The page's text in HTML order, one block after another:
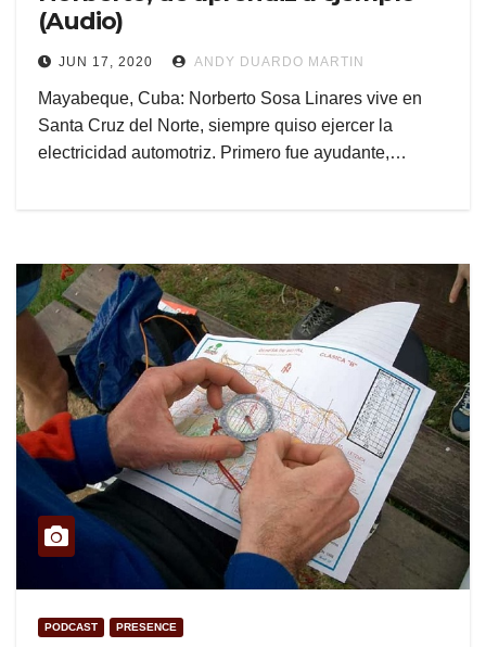
(Audio)
JUN 17, 2020 ANDY DUARDO MARTIN
Mayabeque, Cuba: Norberto Sosa Linares vive en
Santa Cruz del Norte, siempre quiso ejercer la
electricidad automotriz. Primero fue ayudante,…
PODCAST PRESENCE